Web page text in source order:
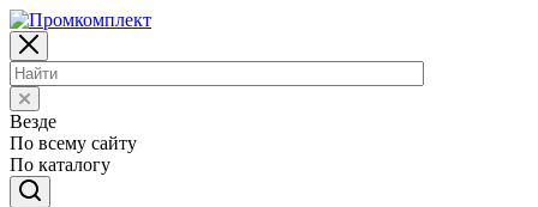
Везде
По всему сайту
По каталогу